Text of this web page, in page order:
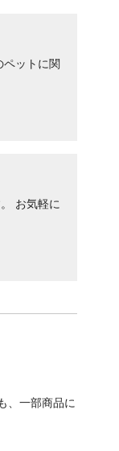
ペットに関
お気軽に
、一部商品に